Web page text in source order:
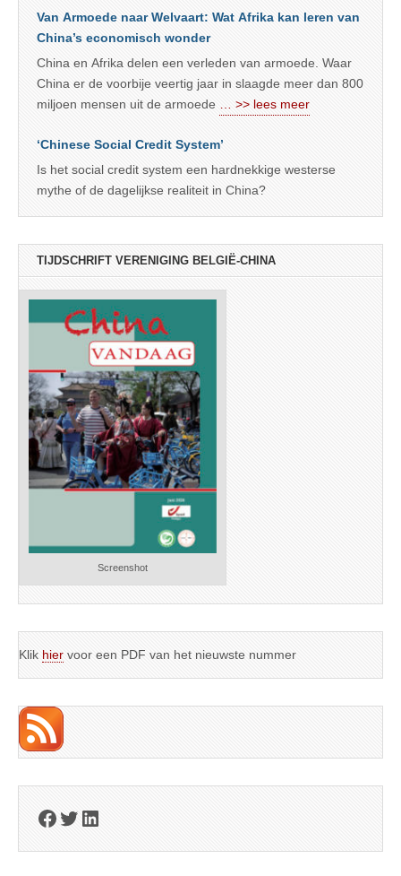
Van Armoede naar Welvaart: Wat Afrika kan leren van
China’s economisch wonder
China en Afrika delen een verleden van armoede. Waar
China er de voorbije veertig jaar in slaagde meer dan 800
miljoen mensen uit de armoede … >> lees meer
‘Chinese Social Credit System’
Is het social credit system een hardnekkige westerse
mythe of de dagelijkse realiteit in China?
TIJDSCHRIFT VERENIGING BELGIË-CHINA
Screenshot
Klik hier voor een PDF van het nieuwste nummer
Facebook
Twitter
LinkedIn